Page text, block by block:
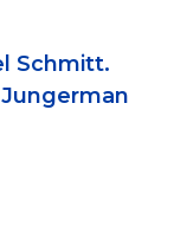
Schmitt.